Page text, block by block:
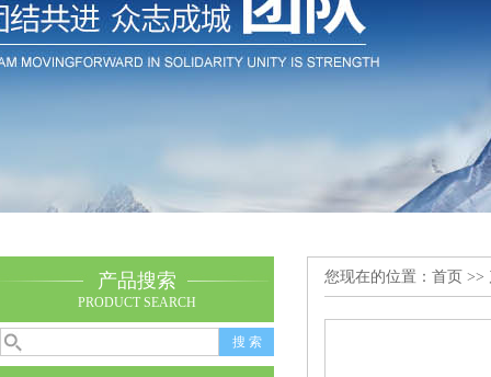
产品搜索
PRODUCT SEARCH
您现在的位置： 首页 >>